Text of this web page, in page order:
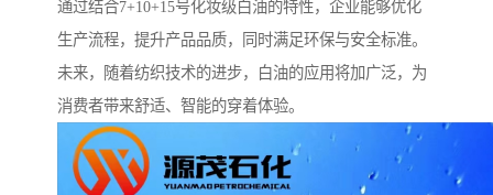
通过结合7+10+15号化妆级白油的特性，企业能够优化
生产流程，提升产品品质，同时满足环保与安全标准。
未来，随着纺织技术的进步，白油的应用将加广泛，为
消费者带来舒适、智能的穿着体验。